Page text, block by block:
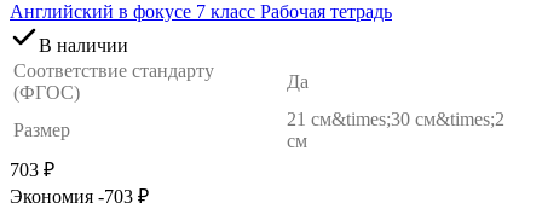
Английский в фокусе 7 класс Рабочая тетрадь
В наличии
Соответствие стандарту
(ФГОС)
Да
Размер
21 см&times;30 см&times;2
см
703 ₽
Экономия -703 ₽